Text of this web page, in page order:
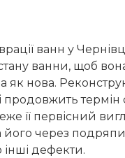
ванн у
ванни, щоб
як нова.
продовжить
її первісний
його через
інші дефекти.